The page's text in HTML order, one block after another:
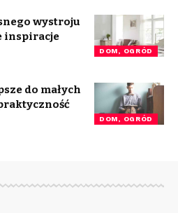
DOM, OGRÓD
wystroju
inspiracje
DOM, OGRÓD
do małych